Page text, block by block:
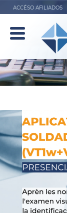
ACCÉSO AFILIADOS